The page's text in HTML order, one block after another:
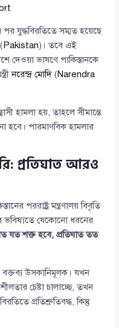
পর যুদ্ধবিরতিতে সম্মত হয়েছে
Pakistan)। তবে এই
দেওয়া ভাষণে পাকিস্তানকে
নরেন্দ্র মোদি (Narendra
হামলা হয়, তাহলে সীমান্তে
হবে। পারমাণবিক হামলার
প্রতিঘাত আরও
পররাষ্ট্র মন্ত্রণালয় বিবৃতি
ভবিষ্যতে যেকোনো ধরনের
যত শক্ত হবে, প্রতিঘাত তত
উসকানিমূলক। যখন
চেষ্টা চালাচ্ছে, তখন
প্রতিশ্রুতিবদ্ধ, কিন্তু